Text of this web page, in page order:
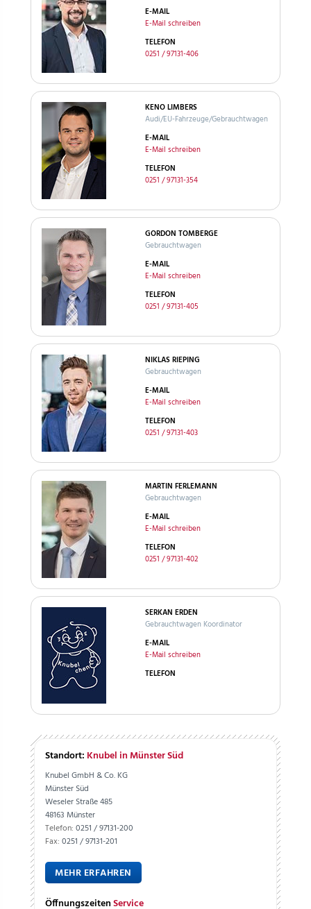
E-MAIL
E-Mail schreiben
TELEFON
0251 / 97131-406
KENO LIMBERS
Audi/EU-Fahrzeuge/Gebrauchtwagen
E-MAIL
E-Mail schreiben
TELEFON
0251 / 97131-354
GORDON TOMBERGE
Gebrauchtwagen
E-MAIL
E-Mail schreiben
TELEFON
0251 / 97131-405
NIKLAS RIEPING
Gebrauchtwagen
E-MAIL
E-Mail schreiben
TELEFON
0251 / 97131-403
MARTIN FERLEMANN
Gebrauchtwagen
E-MAIL
E-Mail schreiben
TELEFON
0251 / 97131-402
SERKAN ERDEN
Gebrauchtwagen Koordinator
E-MAIL
E-Mail schreiben
TELEFON
Standort: Knubel in Münster Süd
Knubel GmbH & Co. KG
Münster Süd
Weseler Straße 485
48163 Münster
Telefon: 0251 / 97131-200
Fax: 0251 / 97131-201
MEHR ERFAHREN
ÖffnungszeitenService